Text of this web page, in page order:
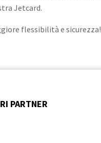
Jetcard.
flessibilità e sicurezza!
PARTNER